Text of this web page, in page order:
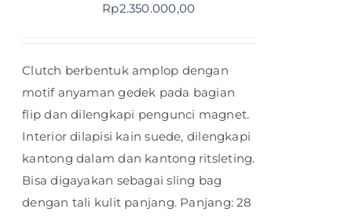
Rp2.350.000,00
Clutch berbentuk amplop dengan
motif anyaman gedek pada bagian
flip dan dilengkapi pengunci magnet.
Interior dilapisi kain suede, dilengkapi
kantong dalam dan kantong ritsleting.
Bisa digayakan sebagai sling bag
dengan tali kulit panjang. Panjang: 28